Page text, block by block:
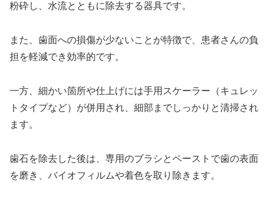
粉砕し、水流とともに除去する器具です。
また、歯面への損傷が少ないことが特徴で、患者さんの負
担を軽減でき効率的です。
一方、細かい箇所や仕上げには手用スケーラー（キュレッ
トタイプなど）が併用され、細部までしっかりと清掃され
ます。
歯石を除去した後は、専用のブラシとペーストで歯の表面
を磨き、バイオフィルムや着色を取り除きます。